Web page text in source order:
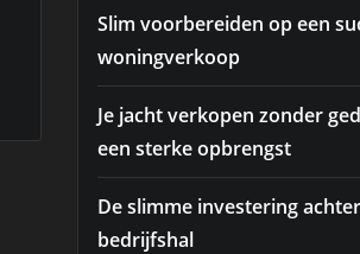
Slim voorbereiden op een
woningverkoop
Je jacht verkopen zonder
een sterke opbrengst
De slimme investering
bedrijfshal